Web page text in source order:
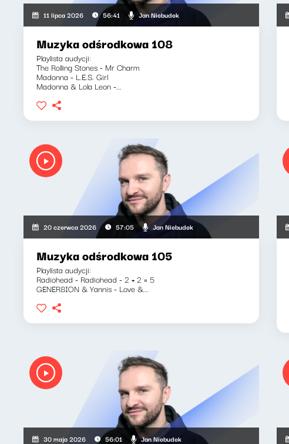
11 lipca 2026 56:41 Jan Niebudek
Muzyka odśrodkowa 108
Playlista audycji:
The Rolling Stones - Mr Charm
Madonna - L.E.S. Girl
Madonna & Lola Leon -...
20 czerwca 2026 57:05 Jan Niebudek
Muzyka odśrodkowa 105
Playlista audycji:
Radiohead - Radiohead - 2 + 2 = 5
GENER8ION & Yannis - Love &...
30 maja 2026 56:01 Jan Niebudek